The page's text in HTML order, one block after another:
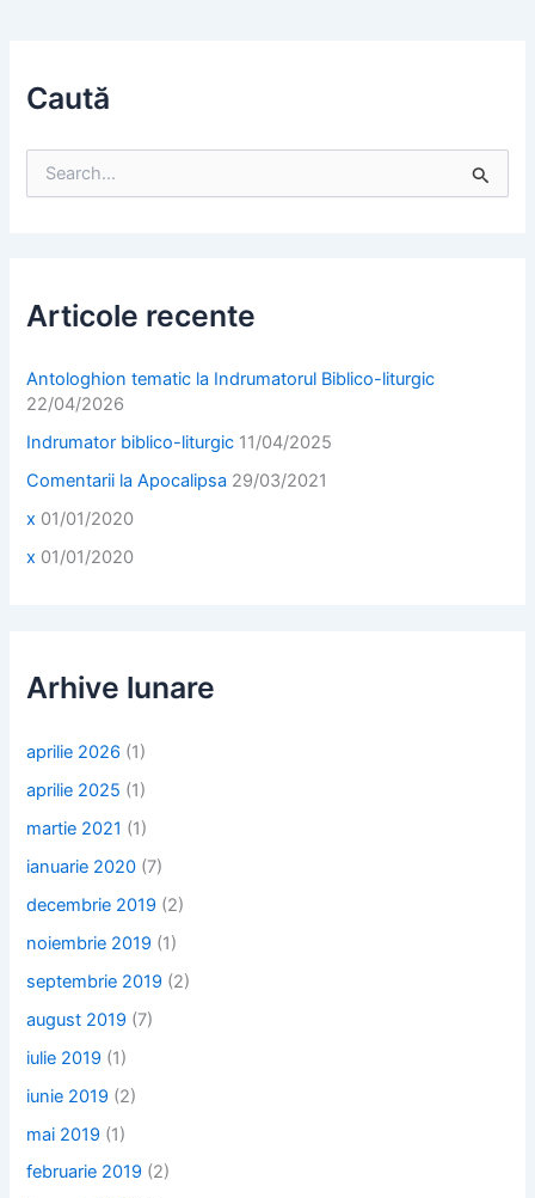
Caută
o
:
Articole recente
Antologhion tematic la Indrumatorul Biblico-liturgic
22/04/2026
Indrumator biblico-liturgic 11/04/2025
Comentarii la Apocalipsa 29/03/2021
x 01/01/2020
x 01/01/2020
Arhive lunare
aprilie 2026 (1)
aprilie 2025 (1)
martie 2021 (1)
ianuarie 2020 (7)
decembrie 2019 (2)
noiembrie 2019 (1)
septembrie 2019 (2)
august 2019 (7)
iulie 2019 (1)
iunie 2019 (2)
mai 2019 (1)
februarie 2019 (2)